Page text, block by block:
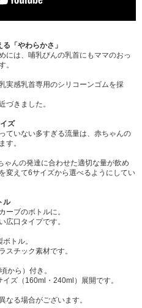
「やわらかさ」
には、哺乳びんの乳首にもママのおっ
。
実感乳首専用のシリコーンゴムを採
づきました。
ズ
ていない多すぎる流量は、赤ちゃんの
す。
んの発達に合わせた適切な量が飲め
変えて6サイズから選べるようにしてい
ル
ーブのボトルに。
広口タイプです。
トル。
スチック素材です。
から）付き。
ズ（160ml・240ml）展開です。
る場合がございます。